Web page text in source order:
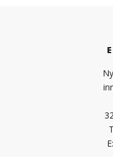
E: